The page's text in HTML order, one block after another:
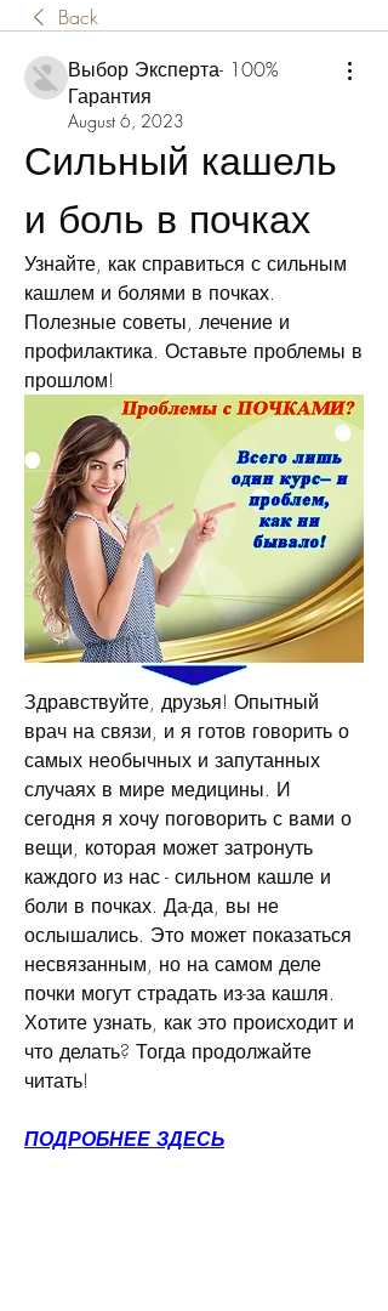
Back
Выбор Эксперта- 100%
Гарантия
August 6, 2023
Сильный кашель
и боль в почках
Узнайте, как справиться с сильным
кашлем и болями в почках.
Полезные советы, лечение и
профилактика. Оставьте проблемы в
прошлом!
Здравствуйте, друзья! Опытный
врач на связи, и я готов говорить о
самых необычных и запутанных
случаях в мире медицины. И
сегодня я хочу поговорить с вами о
вещи, которая может затронуть
каждого из нас - сильном кашле и
боли в почках. Да-да, вы не
ослышались. Это может показаться
несвязанным, но на самом деле
почки могут страдать из-за кашля.
Хотите узнать, как это происходит и
что делать? Тогда продолжайте
читать!
ПОДРОБНЕЕ ЗДЕСЬ